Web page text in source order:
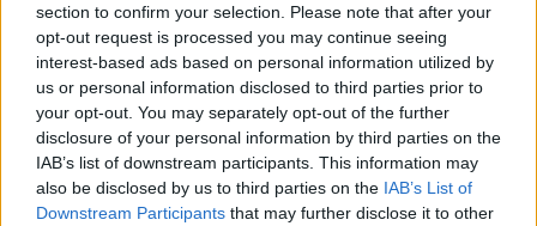
section to confirm your selection. Please note that after your
opt-out request is processed you may continue seeing
interest-based ads based on personal information utilized by
us or personal information disclosed to third parties prior to
your opt-out. You may separately opt-out of the further
disclosure of your personal information by third parties on the
IAB’s list of downstream participants. This information may
also be disclosed by us to third parties on the IAB’s List of
Downstream Participants that may further disclose it to other